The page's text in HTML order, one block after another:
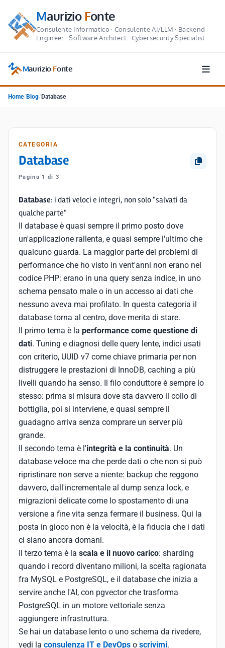
MaurizioFonte
Consulente Informatico · Consulente AI/LLM · Backend
Engineer · Software Architect · Cybersecurity Specialist
Maurizio Fonte
Home/ Blog/ Database
CATEGORIA
Database
Pagina 1 di 3
Database: i dati veloci e integri, non solo "salvati da
qualche parte"
Il database è quasi sempre il primo posto dove
un'applicazione rallenta, e quasi sempre l'ultimo che
qualcuno guarda. La maggior parte dei problemi di
performance che ho visto in vent'anni non erano nel
codice PHP: erano in una query senza indice, in uno
schema pensato male o in un accesso ai dati che
nessuno aveva mai profilato. In questa categoria il
database torna al centro, dove merita di stare.
Il primo tema è la performance come questione di
dati. Tuning e diagnosi delle query lente, indici usati
con criterio, UUID v7 come chiave primaria per non
distruggere le prestazioni di InnoDB, caching a più
livelli quando ha senso. Il filo conduttore è sempre lo
stesso: prima si misura dove sta davvero il collo di
bottiglia, poi si interviene, e quasi sempre il
guadagno arriva senza comprare un server più
grande.
Il secondo tema è l'integrità e la continuità. Un
database veloce ma che perde dati o che non si può
ripristinare non serve a niente: backup che reggono
davvero, dall'incrementale al dump senza lock, e
migrazioni delicate come lo spostamento di una
versione a fine vita senza fermare il business. Qui la
posta in gioco non è la velocità, è la fiducia che i dati
ci siano ancora domani.
Il terzo tema è la scala e il nuovo carico: sharding
quando i record diventano milioni, la scelta ragionata
fra MySQL e PostgreSQL, e il database che inizia a
servire anche l'AI, con pgvector che trasforma
PostgreSQL in un motore vettoriale senza
aggiungere infrastruttura.
Se hai un database lento o uno schema da rivedere,
vedi la consulenza IT e DevOps o scrivimi.